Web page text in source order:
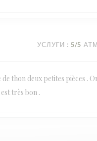
УСЛУГИ : 5/5
thon deux petites pièces .
très bon .